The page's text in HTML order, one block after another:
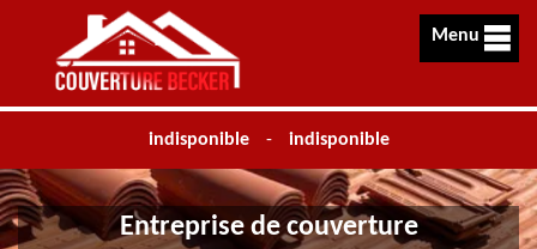
Menu
indisponible - indisponible
Entreprise de couverture